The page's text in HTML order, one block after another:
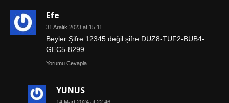
Efe
31 Aralık 2023 at 15:11
Beyler Şifre 12345 değil şifre DUZ8-TUF2-BUB4-
GEC5-8299
Yorumu Cevapla
YUNUS